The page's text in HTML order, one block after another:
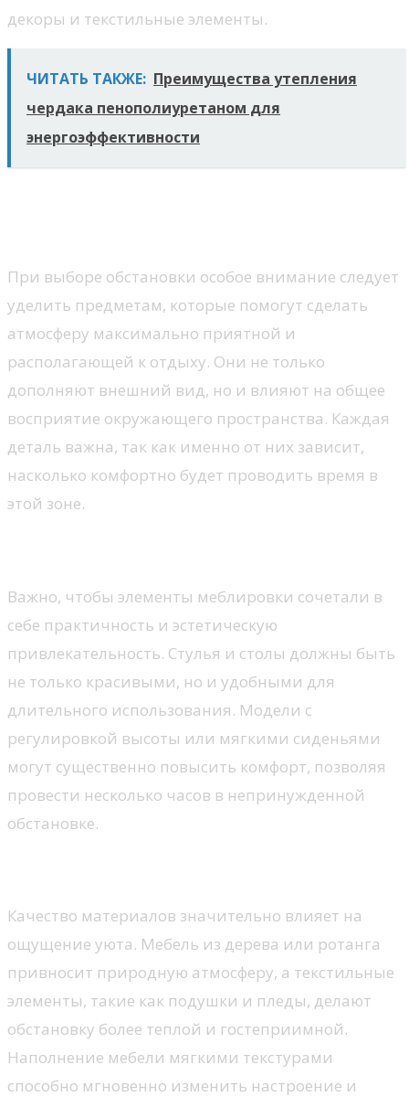
декоры и текстильные элементы.
ЧИТАТЬ ТАКЖЕ: Преимущества утепления
чердака пенополиуретаном для
энергоэффективности
При выборе обстановки особое внимание следует
уделить предметам, которые помогут сделать
атмосферу максимально приятной и
располагающей к отдыху. Они не только
дополняют внешний вид, но и влияют на общее
восприятие окружающего пространства. Каждая
деталь важна, так как именно от них зависит,
насколько комфортно будет проводить время в
этой зоне.
Важно, чтобы элементы меблировки сочетали в
себе практичность и эстетическую
привлекательность. Стулья и столы должны быть
не только красивыми, но и удобными для
длительного использования. Модели с
регулировкой высоты или мягкими сиденьями
могут существенно повысить комфорт, позволяя
провести несколько часов в непринужденной
обстановке.
Качество материалов значительно влияет на
ощущение уюта. Мебель из дерева или ротанга
привносит природную атмосферу, а текстильные
элементы, такие как подушки и пледы, делают
обстановку более теплой и гостеприимной.
Наполнение мебели мягкими текстурами
способно мгновенно изменить настроение и